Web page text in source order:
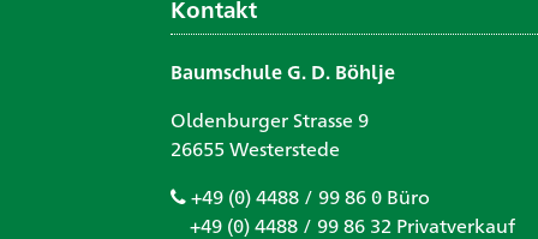
Kontakt
Baumschule G. D. Böhlje
Oldenburger Strasse 9
26655 Westerstede
+49 (0) 4488 / 99 86 0 Büro
+49 (0) 4488 / 99 86 32 Privatverkauf